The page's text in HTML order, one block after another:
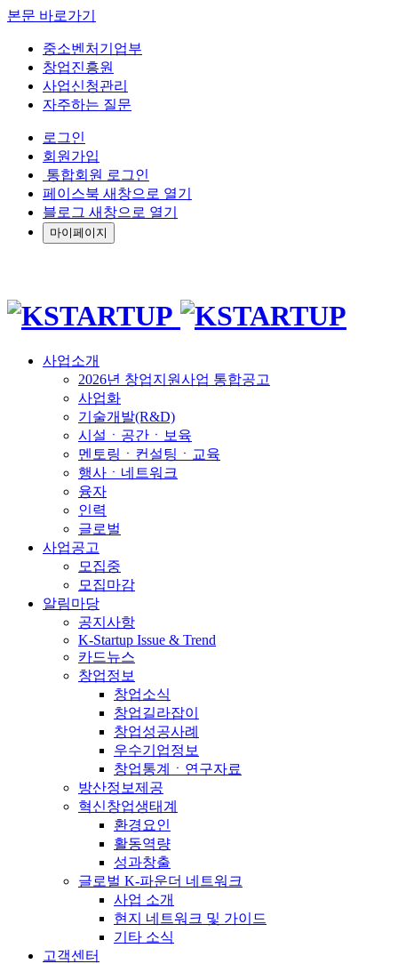
본문 바로가기
중소벤처기업부
창업진흥원
사업신청관리
자주하는 질문
로그인
회원가입
통합회원 로그인
페이스북 새창으로 열기
블로그 새창으로 열기
마이페이지
사업소개
2026년 창업지원사업 통합공고
사업화
기술개발(R&D)
시설ㆍ공간ㆍ보육
멘토링ㆍ컨설팅ㆍ교육
행사ㆍ네트워크
융자
인력
글로벌
사업공고
모집중
모집마감
알림마당
공지사항
K-Startup Issue & Trend
카드뉴스
창업정보
창업소식
창업길라잡이
창업성공사례
우수기업정보
창업통계ㆍ연구자료
방산정보제공
혁신창업생태계
환경요인
활동역량
성과창출
글로벌 K-파운더 네트워크
사업 소개
현지 네트워크 및 가이드
기타 소식
고객센터